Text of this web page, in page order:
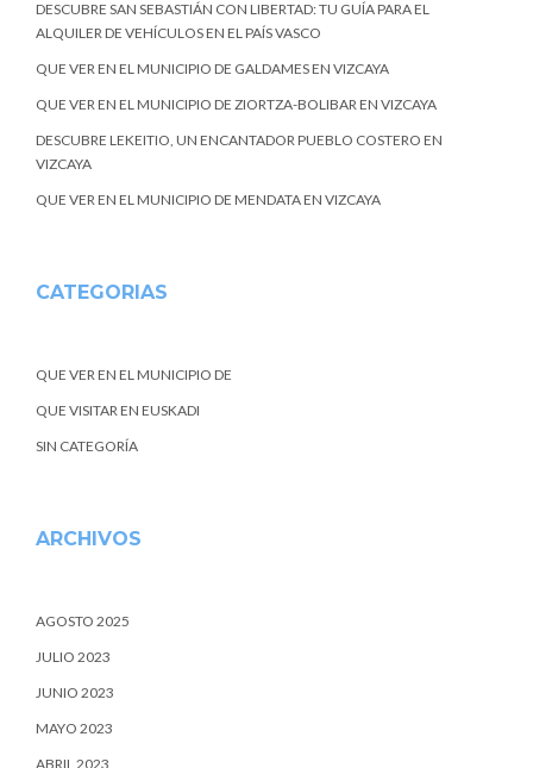
DESCUBRE SAN SEBASTIÁN CON LIBERTAD: TU GUÍA PARA EL
ALQUILER DE VEHÍCULOS EN EL PAÍS VASCO
QUE VER EN EL MUNICIPIO DE GALDAMES EN VIZCAYA
QUE VER EN EL MUNICIPIO DE ZIORTZA-BOLIBAR EN VIZCAYA
DESCUBRE LEKEITIO, UN ENCANTADOR PUEBLO COSTERO EN
VIZCAYA
QUE VER EN EL MUNICIPIO DE MENDATA EN VIZCAYA
CATEGORIAS
QUE VER EN EL MUNICIPIO DE
QUE VISITAR EN EUSKADI
SIN CATEGORÍA
ARCHIVOS
AGOSTO 2025
JULIO 2023
JUNIO 2023
MAYO 2023
ABRIL 2023